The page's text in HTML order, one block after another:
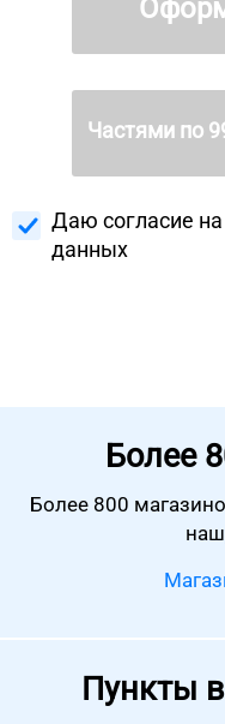
Частями по
Даю согласие на
данных
Более
Более 800
Пункты